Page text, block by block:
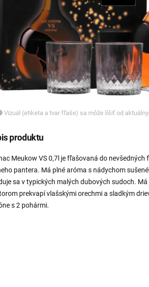
Vizuál (etiketa a tvar fľaše) sa môže líšiť od
produktu
Meukow VS 0,7l je fľašovaná do nevšedných
pantera. Má plné aróma s nádychom
sa v typických malých dubových sudoch. Má
prekvapí vlašskými orechmi a sladkým
s 2 pohármi.